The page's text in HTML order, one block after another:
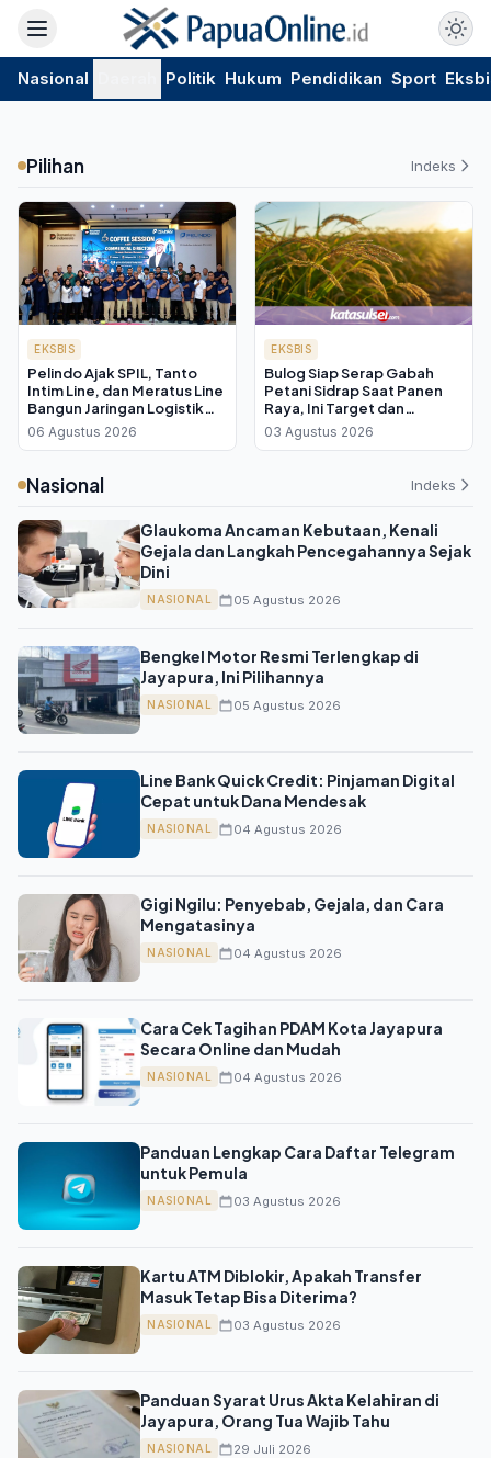
Nasional Politik Hukum Pendidikan Sport
Pilihan Indeks
EKSBIS
Pelindo Ajak SPIL, Tanto
Intim Line, dan Meratus Line
Bangun Jaringan Logistik
Terintegrasi demi Tekan
Biaya Nasional
06 Agustus 2026
EKSBIS
Bulog Siap Serap Gabah
Petani Sidrap Saat Panen
Raya, Ini Target dan
Jadwalnya
03 Agustus 2026
Nasional Indeks
Glaukoma Ancaman Kebutaan, Kenali
Gejala dan Langkah Pencegahannya Sejak
Dini
NASIONAL 05 Agustus 2026
Bengkel Motor Resmi Terlengkap di
Jayapura, Ini Pilihannya
NASIONAL 05 Agustus 2026
Line Bank Quick Credit: Pinjaman Digital
Cepat untuk Dana Mendesak
NASIONAL 04 Agustus 2026
Gigi Ngilu: Penyebab, Gejala, dan Cara
Mengatasinya
NASIONAL 04 Agustus 2026
Cara Cek Tagihan PDAM Kota Jayapura
Secara Online dan Mudah
NASIONAL 04 Agustus 2026
Panduan Lengkap Cara Daftar Telegram
untuk Pemula
NASIONAL 03 Agustus 2026
Kartu ATM Diblokir, Apakah Transfer
Masuk Tetap Bisa Diterima?
NASIONAL 03 Agustus 2026
Panduan Syarat Urus Akta Kelahiran di
Jayapura, Orang Tua Wajib Tahu
NASIONAL 29 Juli 2026